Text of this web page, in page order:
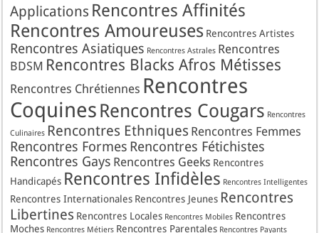
Applications Rencontres Affinités
Rencontres Amoureuses Rencontres Artistes
Rencontres Asiatiques Rencontres Astrales Rencontres
BDSM Rencontres Blacks Afros Métisses
Rencontres Chrétiennes Rencontres
Coquines Rencontres Cougars Rencontres
Culinaires Rencontres Ethniques Rencontres Femmes
Rencontres Formes Rencontres Fétichistes
Rencontres Gays Rencontres Geeks Rencontres
Handicapés Rencontres Infidèles Rencontres Intelligentes
Rencontres Internationales Rencontres Jeunes Rencontres
Libertines Rencontres Locales Rencontres Mobiles Rencontres
Moches Rencontres Métiers Rencontres Parentales Rencontres Payants